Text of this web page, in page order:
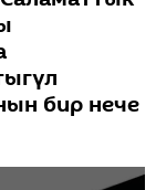
бир нече